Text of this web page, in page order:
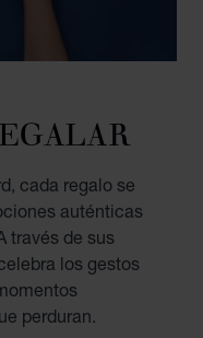
cada regalo se
auténticas
través de sus
los gestos
perduran.